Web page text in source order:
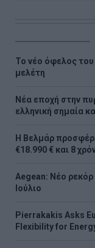
Το νέο όφελος
μελέτη
Νέα εποχή στην
ελληνική σημαία
Η Βελμάρ
€18.990 € και 8
Aegean: Νέο
Ιούλιο
Pierrakakis Asks
Flexibility for